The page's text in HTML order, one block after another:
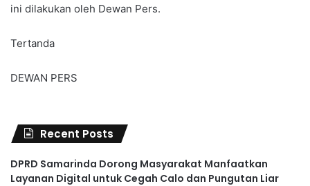
ini dilakukan oleh Dewan Pers.
Tertanda
DEWAN PERS
Recent Posts
DPRD Samarinda Dorong Masyarakat Manfaatkan
Layanan Digital untuk Cegah Calo dan Pungutan Liar